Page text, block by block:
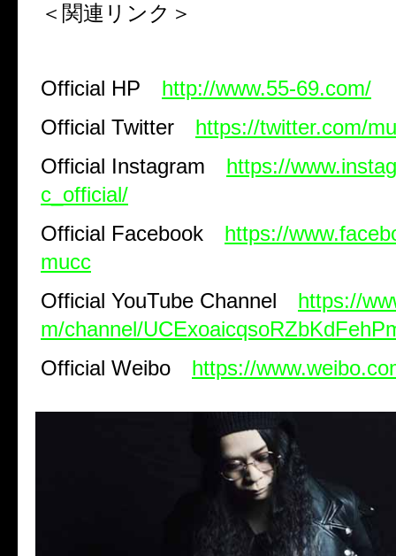
＜関連リンク＞
Official HP
http://www.55-69.com/
Official Twitter
https://twitter.com/
Official Instagram
https://
c_official/
Official Facebook
https://
mucc
Official YouTube Channel
https://
m/channel/
Official Weibo
https://